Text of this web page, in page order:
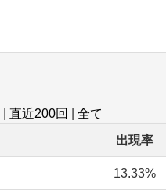
直近200回
全て
出現率
13.33%